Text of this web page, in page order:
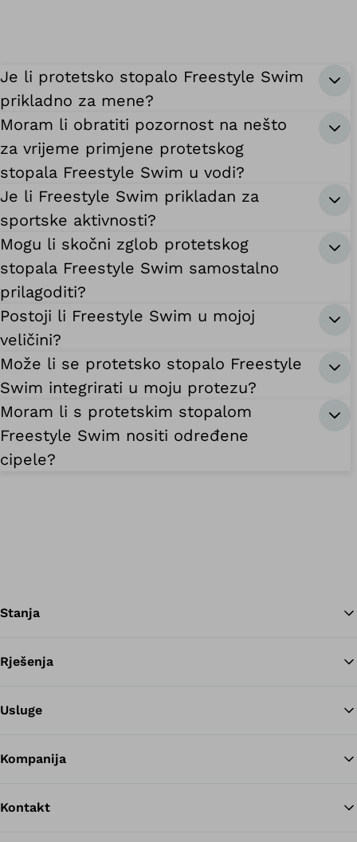
Je li protetsko stopalo Freestyle Swim
prikladno za mene?
Moram li obratiti pozornost na nešto
za vrijeme primjene protetskog
stopala Freestyle Swim u vodi?
Je li Freestyle Swim prikladan za
sportske aktivnosti?
Mogu li skočni zglob protetskog
stopala Freestyle Swim samostalno
prilagoditi?
Postoji li Freestyle Swim u mojoj
veličini?
Može li se protetsko stopalo Freestyle
Swim integrirati u moju protezu?
Moram li s protetskim stopalom
Freestyle Swim nositi određene
cipele?
Stanja
Rješenja
Usluge
Kompanija
Kontakt